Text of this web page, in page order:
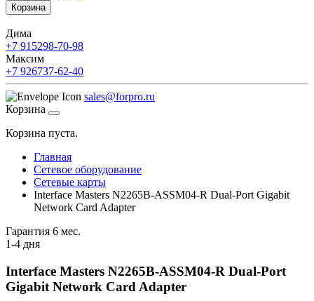
Корзина
Дима
+7 915298-70-98
Максим
+7 926737-62-40
sales@forpro.ru
Корзина
Корзина пуста.
Главная
Сетевое оборудование
Сетевые карты
Interface Masters N2265B-ASSM04-R Dual-Port Gigabit
Network Card Adapter
Гарантия 6 мес.
1-4 дня
Interface Masters N2265B-ASSM04-R Dual-Port
Gigabit Network Card Adapter